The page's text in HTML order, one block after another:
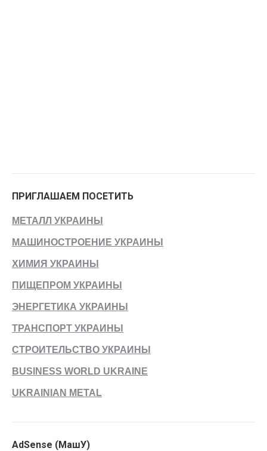
ПРИГЛАШАЕМ ПОСЕТИТЬ
МЕТАЛЛ УКРАИНЫ
МАШИНОСТРОЕНИЕ УКРАИНЫ
ХИМИЯ УКРАИНЫ
ПИЩЕПРОМ УКРАИНЫ
ЭНЕРГЕТИКА УКРАИНЫ
ТРАНСПОРТ УКРАИНЫ
СТРОИТЕЛЬСТВО УКРАИНЫ
BUSINESS WORLD UKRAINE
UKRAINIAN METAL
AdSense (МашУ)